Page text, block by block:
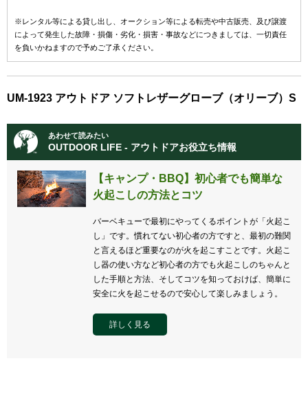
※レンタル等による貸し出し、オークション等による転売や中古販売、及び譲渡
によって発生した故障・損傷・劣化・損害・事故などにつきましては、一切責任
を負いかねますので予めご了承ください。
UM-1923 アウトドア ソフトレザーグローブ（オリーブ）S
あわせて読みたい
OUTDOOR LIFE - アウトドアお役立ち情報
【キャンプ・BBQ】初心者でも簡単な
火起こしの方法とコツ
バーベキューで最初にやってくるポイントが「火起こ
し」です。慣れてない初心者の方ですと、最初の難関
と言えるほど重要なのが火を起こすことです。火起こ
し器の使い方など初心者の方でも火起こしのちゃんと
した手順と方法、そしてコツを知っておけば、簡単に
安全に火を起こせるので安心して楽しみましょう。
詳しく見る